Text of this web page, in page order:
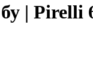
| Pirelli